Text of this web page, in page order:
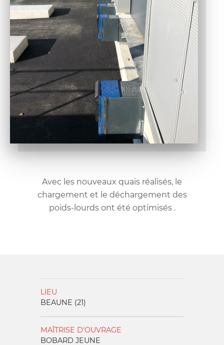
Avec les nouveaux quais réalisés, le
chargement et le déchargement des
poids-lourds ont été optimisés .
LIEU
BEAUNE (21)
MAÎTRISE D'OUVRAGE
BOBARD JEUNE